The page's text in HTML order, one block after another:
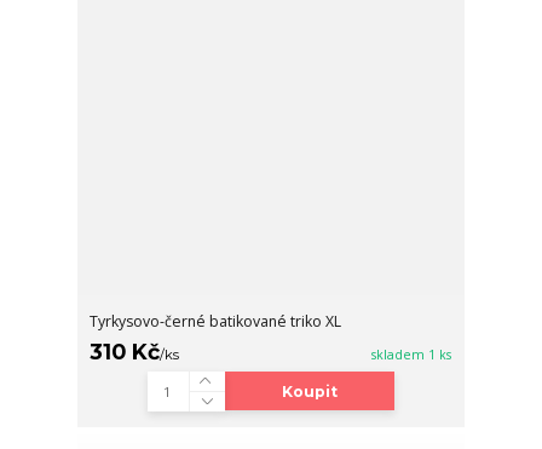
Tyrkysovo-černé batikované triko XL
310 Kč/ks skladem 1 ks
Koupit